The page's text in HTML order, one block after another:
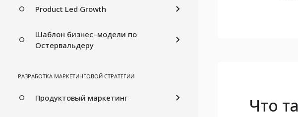
Product Led Growth
Шаблон бизнес–модели по
Остервальдеру
РАЗРАБОТКА МАРКЕТИНГОВОЙ СТРАТЕГИИ
Продуктовый маркетинг Что